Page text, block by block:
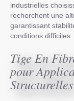
industrielles
recherchent une
garantissant
conditions difficiles.
Tige En
pour
Structurelles